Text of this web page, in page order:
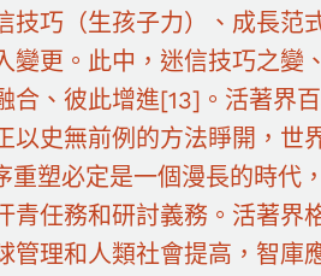
技巧（生孩子力）、成長范
變更。此中，迷信技巧之變
合、彼此增進[13]。活著界
以史無前例的方法睜開，世
重塑必定是一個漫長的時代
青任務和研討義務。活著界
管理和人類社會提高，智庫